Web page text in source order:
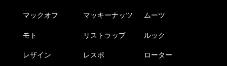
マックオフ マッキーナッツ ムーツ
モト リストラップ ルック
レザイン レスポ ローター